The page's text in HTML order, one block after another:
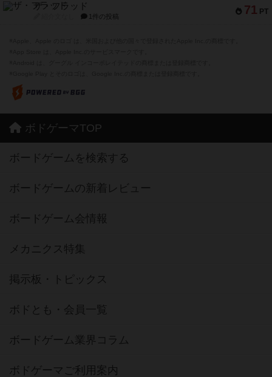
71 PT
ザ・フラッド
1件の投稿
ボドゲーマTOP
ボードゲームを検索する
ボードゲームの新着レビュー
ボードゲーム会情報
メカニクス特集
掲示板・トピックス
ボドとも・会員一覧
ボードゲーム業界コラム
ボドゲーマご利用案内